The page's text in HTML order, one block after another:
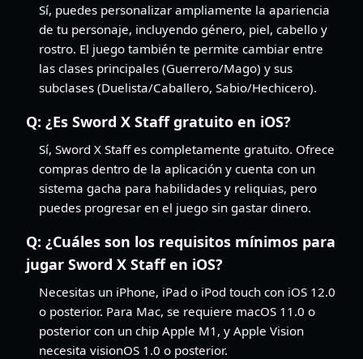
Sí, puedes personalizar ampliamente la apariencia
de tu personaje, incluyendo género, piel, cabello y
rostro. El juego también te permite cambiar entre
las clases principales (Guerrero/Mago) y sus
subclases (Duelista/Caballero, Sabio/Hechicero).
Q: ¿Es Sword X Staff gratuito en iOS?
Sí, Sword X Staff es completamente gratuito. Ofrece
compras dentro de la aplicación y cuenta con un
sistema gacha para habilidades y reliquias, pero
puedes progresar en el juego sin gastar dinero.
Q: ¿Cuáles son los requisitos mínimos para
jugar Sword X Staff en iOS?
Necesitas un iPhone, iPad o iPod touch con iOS 12.0
o posterior. Para Mac, se requiere macOS 11.0 o
posterior con un chip Apple M1, y Apple Vision
necesita visionOS 1.0 o posterior.